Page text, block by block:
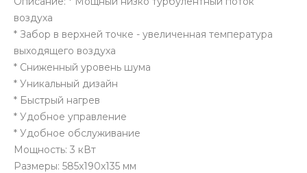
воздуха
* Забор в верхней точке - увеличенная температура
выходящего воздуха
* Сниженный уровень шума
* Уникальный дизайн
* Быстрый нагрев
* Удобное управление
* Удобное обслуживание
Мощность: 3 кВт
Размеры: 585x190x135 мм